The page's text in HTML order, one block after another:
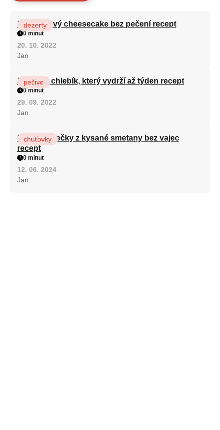
Karamelový cheesecake bez pečení recept
dezerty
0 minut
20. 10. 2022
Jan
Hrnkový chlebík, který vydrží až týden recept
pečivo
0 minut
29. 09. 2022
Jan
Rychlé válečky z kysané smetany bez vajec
recept
chuťovky
0 minut
12. 06. 2024
Jan